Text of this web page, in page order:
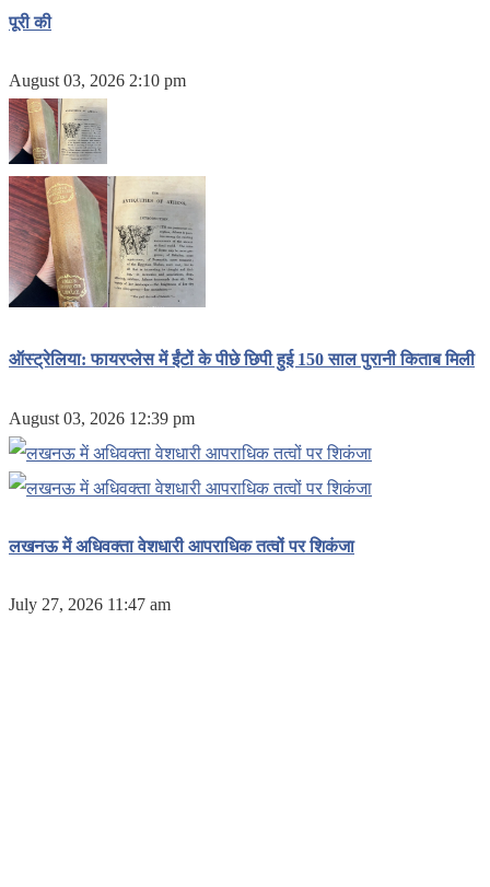
पूरी की
August 03, 2026 2:10 pm
ऑस्ट्रेलिया: फायरप्लेस में ईंटों के पीछे छिपी हुई 150 साल पुरानी किताब मिली
August 03, 2026 12:39 pm
लखनऊ में अधिवक्ता वेशधारी आपराधिक तत्वों पर शिकंजा
July 27, 2026 11:47 am